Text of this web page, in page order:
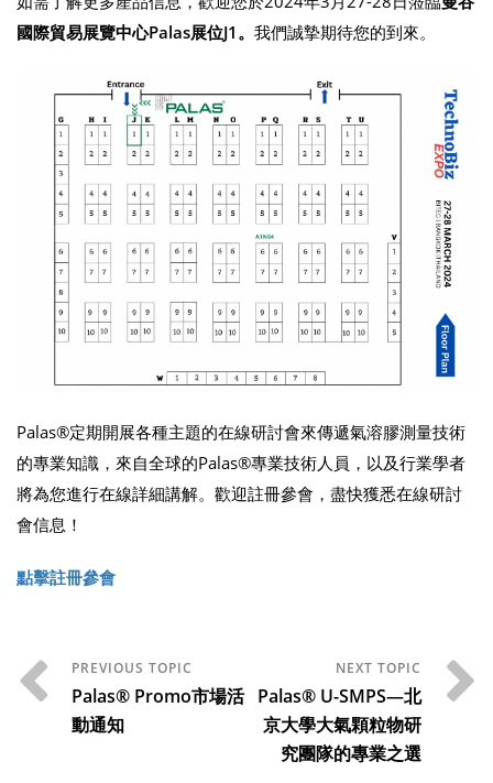
國際貿易展覽中心Palas展位J1。 我們誠摯期待您的到來。
Palas®定期開展各種主題的在線研討會來傳遞氣溶膠測量技術
的專業知識，來自全球的Palas®專業技術人員，以及行業學者
將為您進行在線詳細講解。歡迎註冊參會，盡快獲悉在線研討
會信息！
點擊註冊參會
Palas® Promo市場活
動通知
Palas® U-SMPS—北
京大學大氣顆粒物研
究團隊的專業之選